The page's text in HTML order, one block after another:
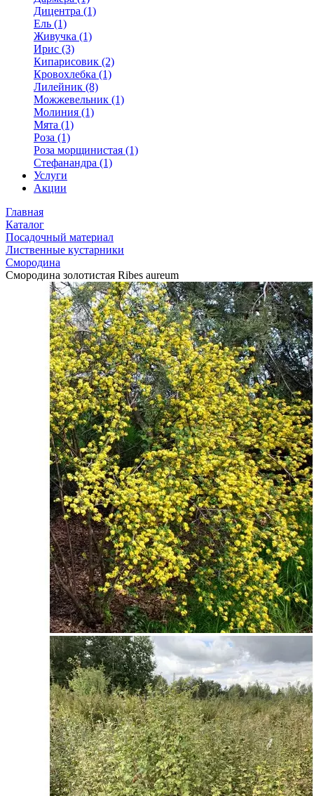
Дицентра (1)
Ель (1)
Живучка (1)
Ирис (3)
Кипарисовик (2)
Кровохлебка (1)
Лилейник (8)
Можжевельник (1)
Молиния (1)
Мята (1)
Роза (1)
Роза морщинистая (1)
Стефанандра (1)
Услуги
Акции
Главная
Каталог
Посадочный материал
Лиственные кустарники
Смородина
Смородина золотистая Ribes aureum